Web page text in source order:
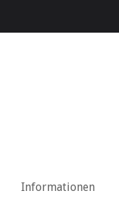
Informationen